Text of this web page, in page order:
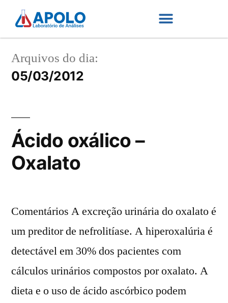
Arquivos do dia:
05/03/2012
Ácido oxálico –
Oxalato
Comentários A excreção urinária do oxalato é
um preditor de nefrolitíase. A hiperoxalúria é
detectável em 30% dos pacientes com
cálculos urinários compostos por oxalato. A
dieta e o uso de ácido ascórbico podem